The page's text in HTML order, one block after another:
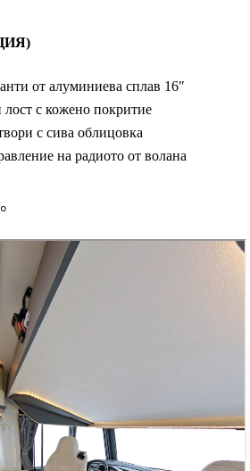
от алуминиева сплав 16″
лост с кожено покритие
с сива облицовка
на радиото от волана